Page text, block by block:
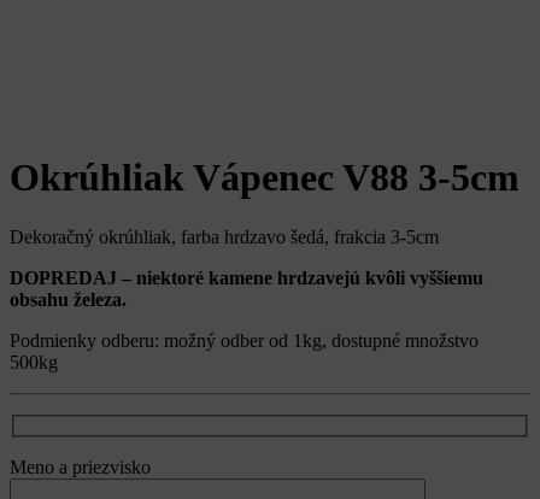
Okrúhliak Vápenec V88 3-5cm
Dekoračný okrúhliak, farba hrdzavo šedá, frakcia 3-5cm
DOPREDAJ – niektoré kamene hrdzavejú kvôli vyššiemu
obsahu železa.
Podmienky odberu: možný odber od 1kg, dostupné množstvo
500kg
Meno a priezvisko